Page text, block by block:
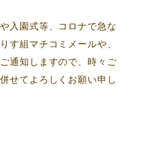
入園式等、コロナで急な
す組マチコミメールや、
通知しますので、時々ご
せてよろしくお願い申し